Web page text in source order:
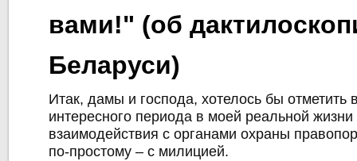
вами!" (об
Беларуси)
Итак, дамы и господа, хотелось бы отметить
интересного периода в моей реальной
взаимодействия с органами охраны
по-простому – с милицией.